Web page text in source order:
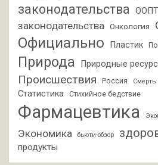
законодательства ООПТ
законодательства Онкология
Официально Пластик
Природа Природные
Происшествия Россия Смерть
Статистика Стихийное бедствие
Фармацевтика
Экономика бьюти-обзор
продукты